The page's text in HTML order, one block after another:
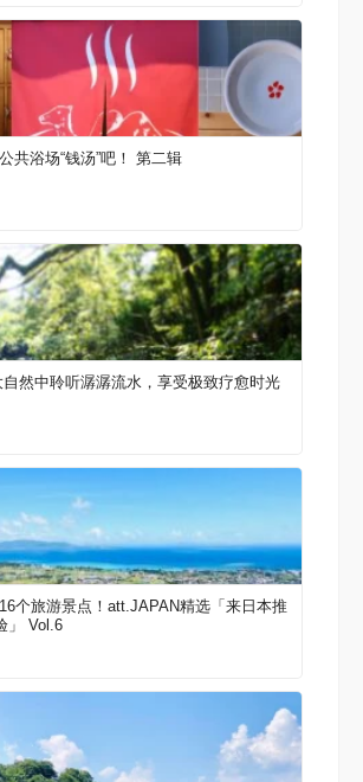
共浴场“钱汤”吧！ 第二辑
然中聆听潺潺流水，享受极致疗愈时光
个旅游景点！att.JAPAN精选「来日本推
」 Vol.6